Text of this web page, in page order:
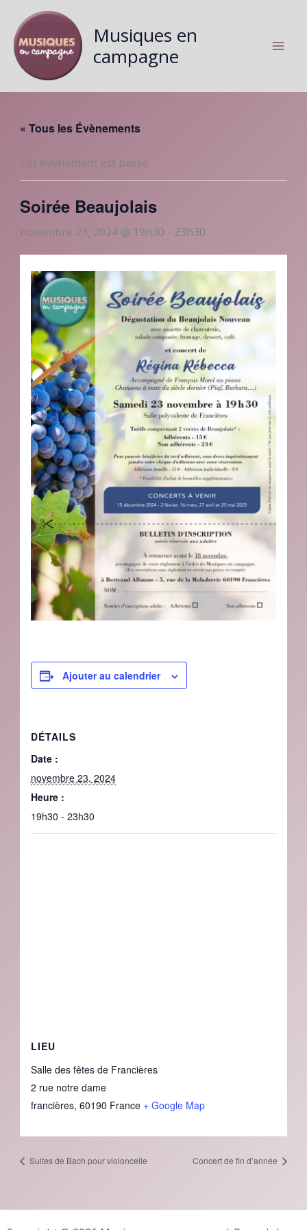
contenu
Musiques en
campagne
« Tous les Évènements
Cet évènement est passé.
Soirée Beaujolais
novembre 23, 2024 @ 19h30 - 23h30
Ajouter au calendrier
DÉTAILS
Date :
novembre 23, 2024
Heure :
19h30 - 23h30
LIEU
Salle des fêtes de Francières
2 rue notre dame
francières, 60190 France + Google Map
Suites de Bach pour violoncelle Concert de fin d’année